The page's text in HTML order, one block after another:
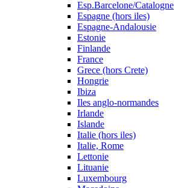
Esp.Barcelone/Catalogne
Espagne (hors iles)
Espagne-Andalousie
Estonie
Finlande
France
Grece (hors Crete)
Hongrie
Ibiza
Iles anglo-normandes
Irlande
Islande
Italie (hors iles)
Italie, Rome
Lettonie
Lituanie
Luxembourg